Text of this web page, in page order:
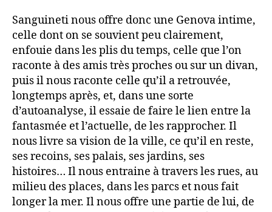
Sanguineti nous offre donc une Genova intime,
celle dont on se souvient peu clairement,
enfouie dans les plis du temps, celle que l’on
raconte à des amis très proches ou sur un divan,
puis il nous raconte celle qu’il a retrouvée,
longtemps après, et, dans une sorte
d’autoanalyse, il essaie de faire le lien entre la
fantasmée et l’actuelle, de les rapprocher. Il
nous livre sa vision de la ville, ce qu’il en reste,
ses recoins, ses palais, ses jardins, ses
histoires… Il nous entraine à travers les rues, au
milieu des places, dans les parcs et nous fait
longer la mer. Il nous offre une partie de lui, de